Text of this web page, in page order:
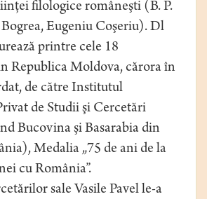
filologice româneşti (B. P.
Eugeniu Coşeriu). Dl
printre cele 18
Republica Moldova, cărora în
de către Institutul
de Studii şi Cercetări
Bucovina şi Basarabia din
Medalia „75 de ani de la
cu România”.
sale Vasile Pavel le-a